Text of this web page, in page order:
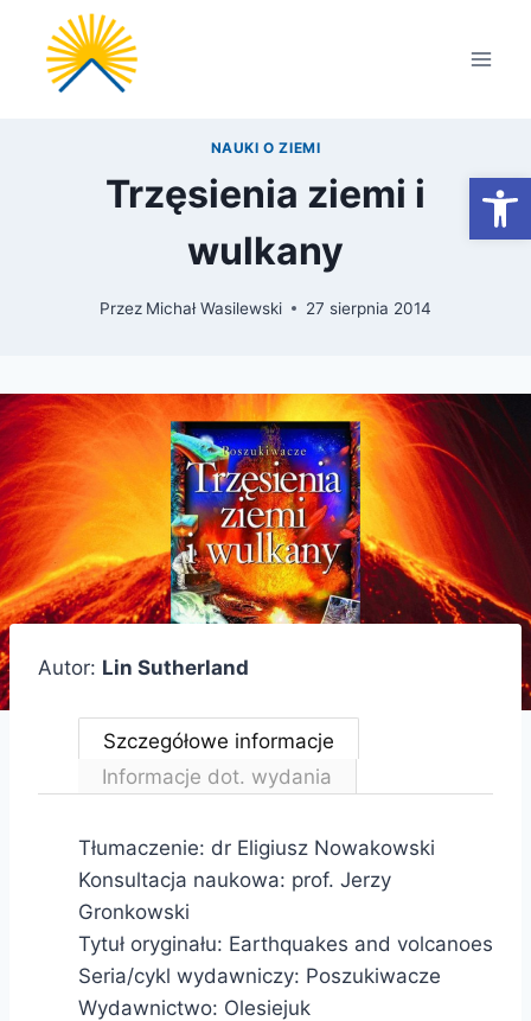
Przejdź
treści
NAUKI O ZIEMI
Trzęsienia ziemi i
wulkany
Przez Michał Wasilewski 27 sierpnia 2014
Autor: Lin Sutherland
Szczegółowe informacje
Informacje dot. wydania
Tłumaczenie: dr Eligiusz Nowakowski
Konsultacja naukowa: prof. Jerzy
Gronkowski
Tytuł oryginału: Earthquakes and volcanoes
Seria/cykl wydawniczy: Poszukiwacze
Wydawnictwo: Olesiejuk